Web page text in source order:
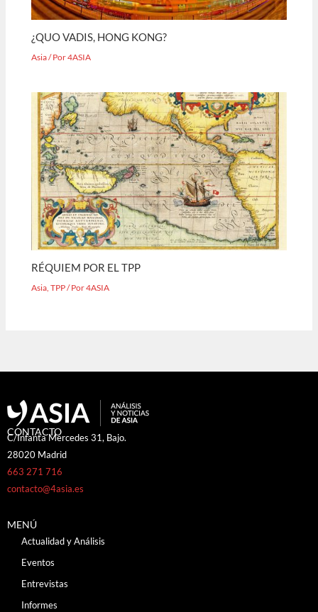
¿QUO VADIS, HONG KONG?
Asia/ Por4ASIA
RÉQUIEM POR EL TPP
Asia ,TPP/ Por4ASIA
CONTACTO
C/Infanta Mercedes 31, Bajo.
28020 Madrid
663 271 716
contacto@4asia.es
MENÚ
Actualidad y Análisis
Eventos
Entrevistas
Informes